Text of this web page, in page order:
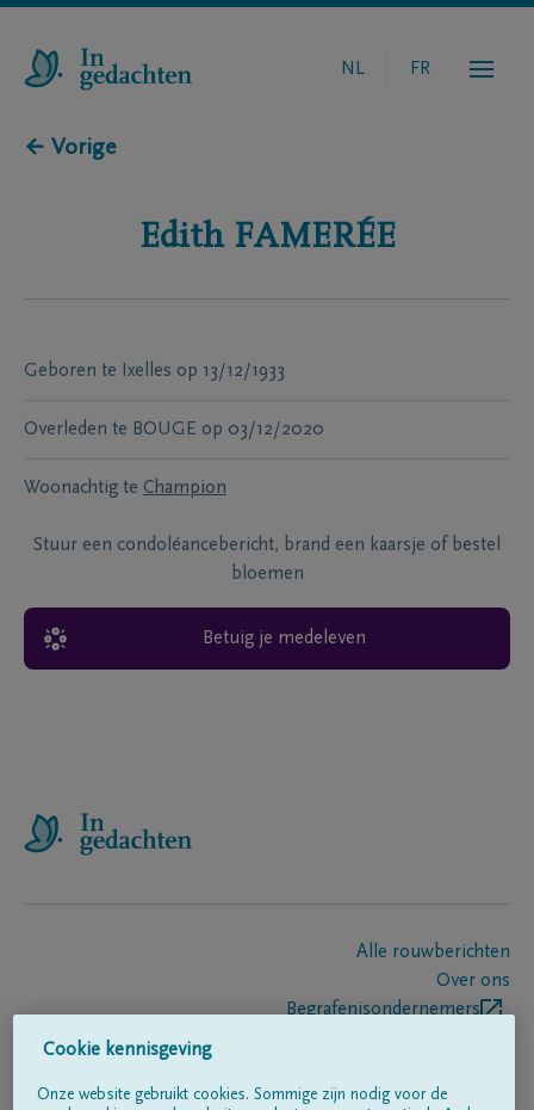
NL FR
← Vorige
Edith FAMERÉE
Geboren te Ixelles op 13/12/1933
Overleden te BOUGE op 03/12/2020
Woonachtig te Champion
Stuur een condoléancebericht, brand een kaarsje of bestel
bloemen
Betuig je medeleven
Alle rouwberichten
Over ons
Begrafenisondernemers
Cookie kennisgeving
Onze website gebruikt cookies. Sommige zijn nodig voor de